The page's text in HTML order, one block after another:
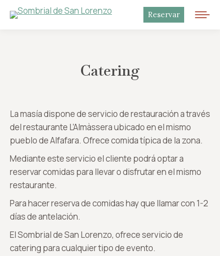
Reservar
Catering
La masía dispone de servicio de restauración a través
del restaurante L’Almàssera ubicado en el mismo
pueblo de Alfafara. Ofrece comida típica de la zona.
Mediante este servicio el cliente podrá optar a
reservar comidas para llevar o disfrutar en el mismo
restaurante.
Para hacer reserva de comidas hay que llamar con 1-2
días de antelación.
El Sombrial de San Lorenzo, ofrece servicio de
catering para cualquier tipo de evento.